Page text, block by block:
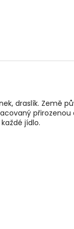
draslík. Země
jídlo.